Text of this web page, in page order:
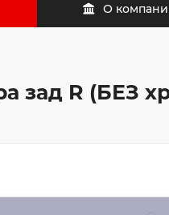
О
зад R (БЕЗ